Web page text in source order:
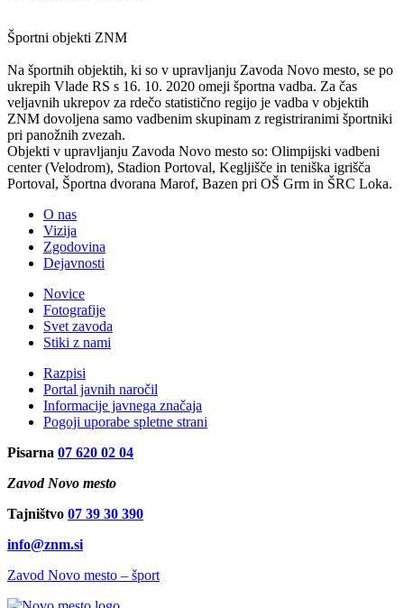
Športni objekti ZNM
Na športnih objektih, ki so v upravljanju Zavoda Novo mesto, se po
ukrepih Vlade RS s 16. 10. 2020 omeji športna vadba. Za čas
veljavnih ukrepov za rdečo statistično regijo je vadba v objektih
ZNM dovoljena samo vadbenim skupinam z registriranimi športniki
pri panožnih zvezah.
Objekti v upravljanju Zavoda Novo mesto so: Olimpijski vadbeni
center (Velodrom), Stadion Portoval, Kegljišče in teniška igrišča
Portoval, Športna dvorana Marof, Bazen pri OŠ Grm in ŠRC Loka.
O nas
Vizija
Zgodovina
Dejavnosti
Novice
Fotografije
Svet zavoda
Stiki z nami
Razpisi
Portal javnih naročil
Informacije javnega značaja
Pogoji uporabe spletne strani
Pisarna 07 620 02 04
Zavod Novo mesto
Tajništvo 07 39 30 390
info@znm.si
Zavod Novo mesto – šport